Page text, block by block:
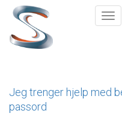
Hopp
hovedinnhold
Jeg trenger hjelp med
passord